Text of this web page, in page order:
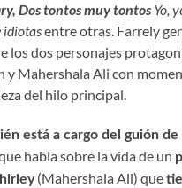
Dos tontos muy tontos Yo,
idiotasentre otras. Farrely
los dos personajes
y Mahershala Ali con
del hilo principal.
está a cargo del guión de
habla sobre la vida de un
(Mahershala Ali) que